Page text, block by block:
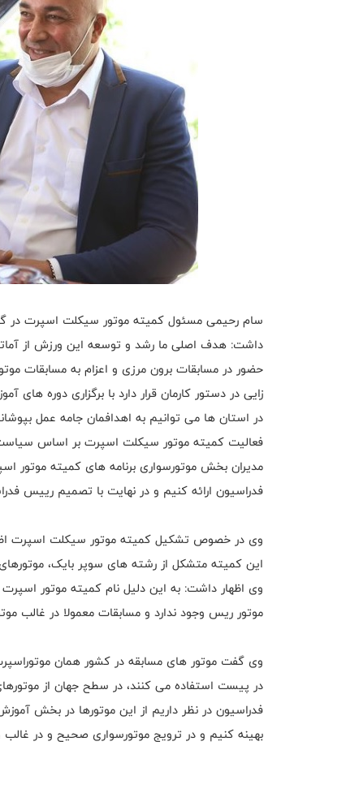
سام رحیمی مسئول کمیته موتور سیکلت اسپرت در
داشت: هدف اصلی ما رشد و توسعه این ورزش از
حضور در مسابقات برون مرزی و اعزام به مسابقات
زایی در دستور کارمان قرار دارد با برگزاری دوره های
در استان ها می توانیم به اهدافمان جامه عمل
فعالیت کمیته موتور سیکلت اسپرت بر اساس
مدیران بخش موتورسواری برنامه های کمیته موتور
فدراسیون ارائه کنیم و در نهایت با تصمیم رییس
وی در خصوص تشکیل کمیته موتور سیکلت اسپرت
این کمیته متشکل از رشته های سوپر بایک،
وی اظهار داشت: به این دلیل نام کمیته موتور
موتور ریس وجود ندارد و مسابقات معمولا در غالب موتو جی پی، موتو ۲، موتو۳ و
وی گفت موتور های مسابقه در کشور همان
در پیست استفاده می کنند، در سطح جهان از
فدراسیون در نظر داریم از این موتورها در بخش
بهینه کنیم و در ترویج موتورسواری صحیح و در